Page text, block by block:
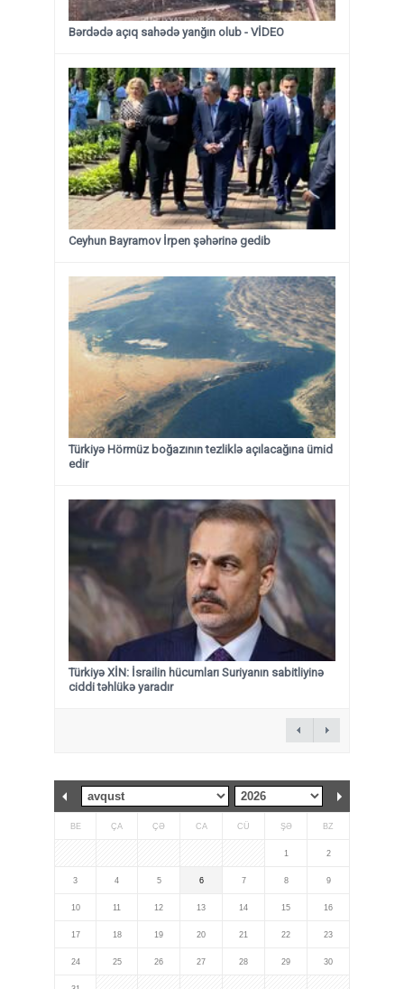
Bərdədə açıq sahədə yanğın olub - VİDEO
Ceyhun Bayramov İrpen şəhərinə gedib
Türkiyə Hörmüz boğazının tezliklə açılacağına ümid
edir
Türkiyə XİN: İsrailin hücumları Suriyanın sabitliyinə
ciddi təhlükə yaradır
BE ÇA ÇƏ CA CÜ ŞƏ BZ
1 2
3 4 5 6 7 8 9
10 11 12 13 14 15 16
17 18 19 20 21 22 23
24 25 26 27 28 29 30